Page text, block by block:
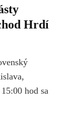
Hrdí
hod sa